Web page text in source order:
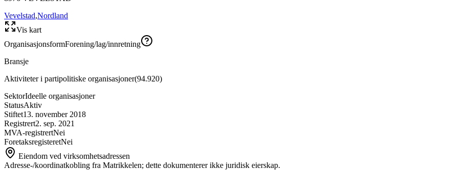
Vevelstad,Nordland
Vis kart
OrganisasjonsformForening/lag/innretning
Bransje
Aktiviteter i partipolitiske organisasjoner(94.920)
SektorIdeelle organisasjoner
StatusAktiv
Stiftet13. november 2018
Registrert2. sep. 2021
MVA-registrertNei
ForetaksregisteretNei
Eiendom ved virksomhetsadressen
Adresse-/koordinatkobling fra Matrikkelen; dette dokumenterer ikke juridisk eierskap.